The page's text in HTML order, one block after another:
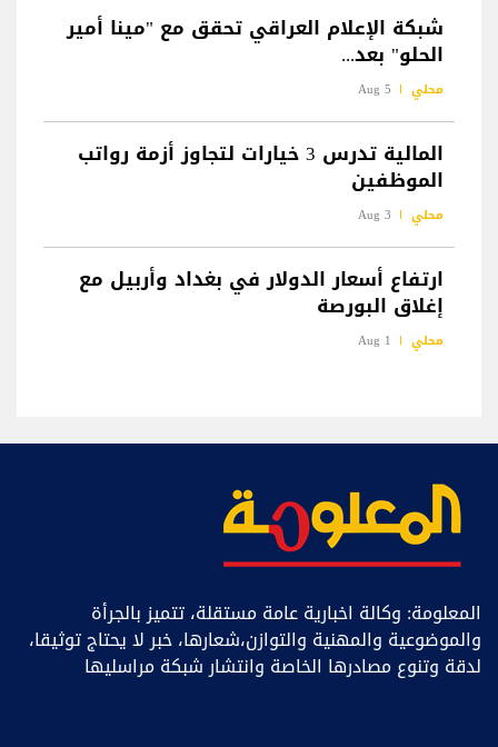
شبكة الإعلام العراقي تحقق مع "مينا أمير
الحلو" بعد...
محلي 5 Aug
المالية تدرس 3 خيارات لتجاوز أزمة رواتب
الموظفين
محلي 3 Aug
ارتفاع أسعار الدولار في بغداد وأربيل مع
إغلاق البورصة
محلي 1 Aug
المعلومة: وكالة اخبارية عامة مستقلة، تتميز بالجرأة
والموضوعية والمهنية والتوازن،شعارها، خبر ﻻ يحتاج توثيقا،
لدقة وتنوع مصادرها الخاصة وانتشار شبكة مراسليها